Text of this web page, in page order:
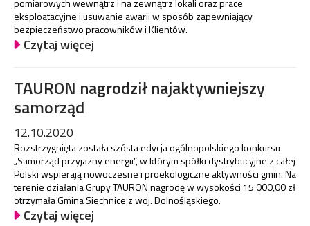
pomiarowych wewnątrz i na zewnątrz lokali oraz prace
eksploatacyjne i usuwanie awarii w sposób zapewniający
bezpieczeństwo pracowników i Klientów.
Czytaj więcej
TAURON nagrodził najaktywniejszy
samorząd
12.10.2020
Rozstrzygnięta została szósta edycja ogólnopolskiego konkursu
„Samorząd przyjazny energii”, w którym spółki dystrybucyjne z całej
Polski wspierają nowoczesne i proekologiczne aktywności gmin. Na
terenie działania Grupy TAURON nagrodę w wysokości 15 000,00 zł
otrzymała Gmina Siechnice z woj. Dolnośląskiego.
Czytaj więcej